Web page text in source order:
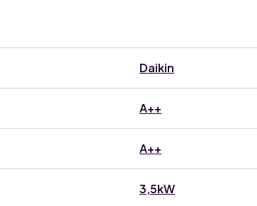
Daikin
A++
A++
3,5kW